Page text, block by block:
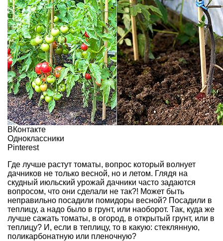
ВКонтакте
Одноклассники
Pinterest
Где лучше растут томаты, вопрос который волнует
дачников не только весной, но и летом. Глядя на
скудный июльский урожай дачники часто задаются
вопросом, что они сделали не так?! Может быть
неправильно посадили помидоры весной? Посадили в
теплицу, а надо было в грунт, или наоборот. Так, куда же
лучше сажать томаты, в огород, в открытый грунт, или в
теплицу? И, если в теплицу, то в какую: стеклянную,
поликарбонатную или пленочную?